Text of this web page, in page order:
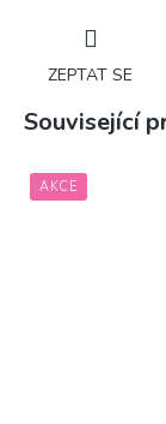
ZEPTAT SE
Související
AKCE